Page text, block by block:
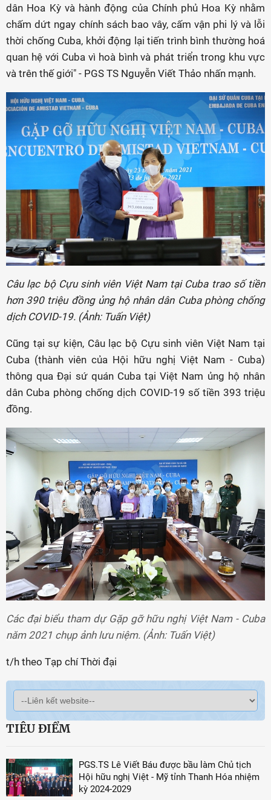
dân Hoa Kỳ và hành động của Chính phủ Hoa Kỳ nhằm
chấm dứt ngay chính sách bao vây, cấm vận phi lý và lỗi
thời chống Cuba, khởi động lại tiến trình bình thường hoá
quan hệ với Cuba vì hoà bình và phát triển trong khu vực
và trên thế giới" - PGS TS Nguyễn Viết Thảo nhấn mạnh.
Câu lạc bộ Cựu sinh viên Việt Nam tại Cuba trao số tiền
hơn 390 triệu đồng ủng hộ nhân dân Cuba phòng chống
dịch COVID-19. (Ảnh: Tuấn Việt)
Cũng tại sự kiện, Câu lạc bộ Cựu sinh viên Việt Nam tại
Cuba (thành viên của Hội hữu nghị Việt Nam - Cuba)
thông qua Đại sứ quán Cuba tại Việt Nam ủng hộ nhân
dân Cuba phòng chống dịch COVID-19 số tiền 393 triệu
đồng.
Các đại biểu tham dự Gặp gỡ hữu nghị Việt Nam - Cuba
năm 2021 chụp ảnh lưu niệm. (Ảnh: Tuấn Việt)
t/h theo Tạp chí Thời đại
TIÊU ĐIỂM
PGS.TS Lê Viết Báu được bầu làm Chủ tịch
Hội hữu nghị Việt - Mỹ tỉnh Thanh Hóa nhiệm
kỳ 2024-2029